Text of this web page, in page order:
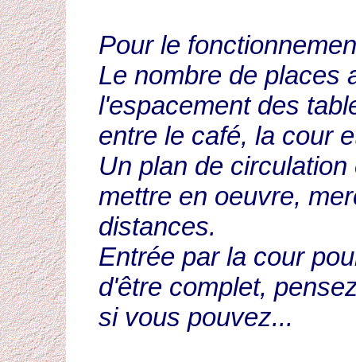
Pour le
Le nombre de places
l'espacement des
entre le café, la cour
Un plan de
mettre en oeuvre,
distances.
Entrée par la cour
d'être complet,
si vous pouvez...